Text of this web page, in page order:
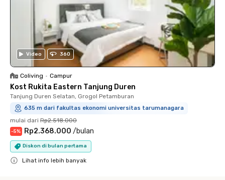
Video 360
Coliving • Campur
Kost Rukita Eastern Tanjung Duren
Tanjung Duren Selatan, Grogol Petamburan
635 m dari fakultas ekonomi universitas tarumanagara
mulai dari Rp2.518.000
-5% Rp2.368.000 /bulan
Diskon di bulan pertama
Lihat info lebih banyak